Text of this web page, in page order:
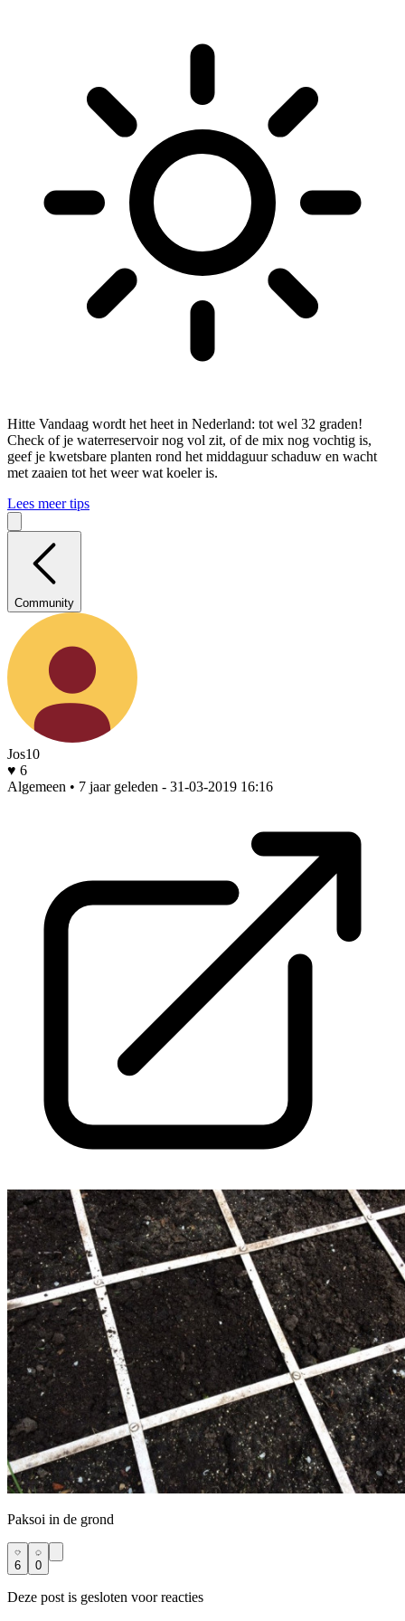
Hitte Vandaag wordt het heet in Nederland: tot wel 32 graden!
Check of je waterreservoir nog vol zit, of de mix nog vochtig is,
geef je kwetsbare planten rond het middaguur schaduw en wacht
met zaaien tot het weer wat koeler is.
Lees meer tips
Community
Jos10
♥ 6
Algemeen • 7 jaar geleden - 31-03-2019 16:16
Paksoi in de grond
6 0
Deze post is gesloten voor reacties